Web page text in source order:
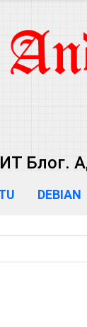
ИТ Блог.
DEBIAN